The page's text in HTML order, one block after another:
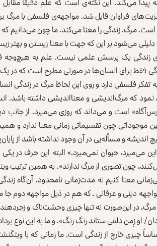
فراوان قایل شد. مواجهه‌ی فلسفی با مرگ
است. مرگ، زندگی را معنا می‌کند. ما چون می‌دانیم
می‌شود بر این که جهت با معنا زیستن و بهتر
زندگی یک پرسش علمی نیست. علم به هیچ‌وجه
فقط برای انسان‌ها در صورتی مطرح است که در یک
تفکر فلسفی دارد و روی این لحاظ مرگ در زندگی
نمود که مرگ‌اندیشی و معنا‌اندیشی داشته باشد.
است و می‌داند که روزی می‌میرد. از جانب
موجوداتی چون تقسیماتی زمانی معنا ندارد و
اندیشه و مسأله‌یی در آن وجود نداشته باشد از
می‌میرد، حیوان نمی‌میرد.» البته این حرف در
چون تصوری از مرگ ندارند». به همین ترتیب
معنا کنیم نه مدت‌‌زمانی نامحدود، آن‌گاه
دینی و عرفانی ـ ‌که هم در ذیل مواجهه دوم
در این‌صورت نه تنها چیزی وحشت‌ناک و
او زِمن دلقی ستاند رنگ رنگ». و ما به این نوع
چیزی خارج از زندگی است. ما زمانی‌ که با